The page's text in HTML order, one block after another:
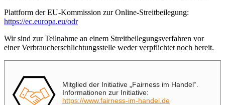
Plattform der EU-Kommission zur Online-Streitbeilegung:
https://ec.europa.eu/odr
Wir sind zur Teilnahme an einem Streitbeilegungsverfahren vor
einer Verbraucherschlichtungsstelle weder verpflichtet noch bereit.
Mitglied der Initiative „Fairness im Handel“.
Informationen zur Initiative:
https://www.fairness-im-handel.de